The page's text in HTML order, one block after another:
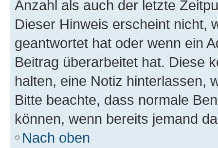
Anzahl als auch der letzte
Dieser Hinweis erscheint nicht,
geantwortet hat oder wenn ein
Beitrag überarbeitet hat. Diese
halten, eine Notiz hinterlassen,
Bitte beachte, dass normale
können, wenn bereits jemand
Nach oben